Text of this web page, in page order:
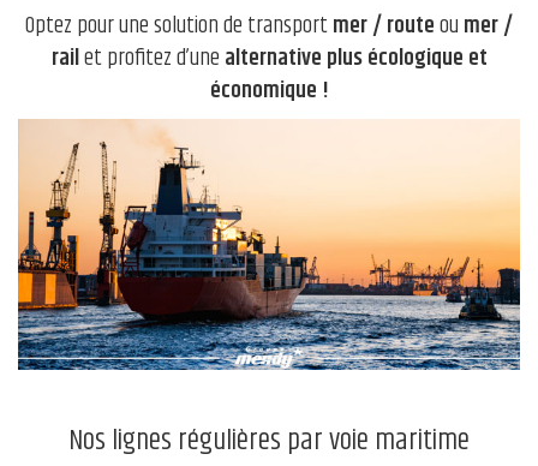
Optez pour une solution de transportmer / routeou mer /
railet profitez d’une alternative plus écologique et
économique !
Nos lignes régulières par voie maritime